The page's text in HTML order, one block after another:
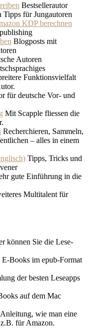
Bestsellerautor
Tipps für Jungautoren
KDP berechnen
Blogposts mit
Autoren
Funktionsvielfalt
für deutsche Vor- und
Mit Scapple fliessen die
Recherchieren, Sammeln,
– alles in einem
Tipps, Tricks und
gute Einführung in die
Multitalent für
können Sie die Lese-
E-Books im epub-Format
der besten Leseapps
auf dem Mac
Anleitung, wie man eine
für Amazon.